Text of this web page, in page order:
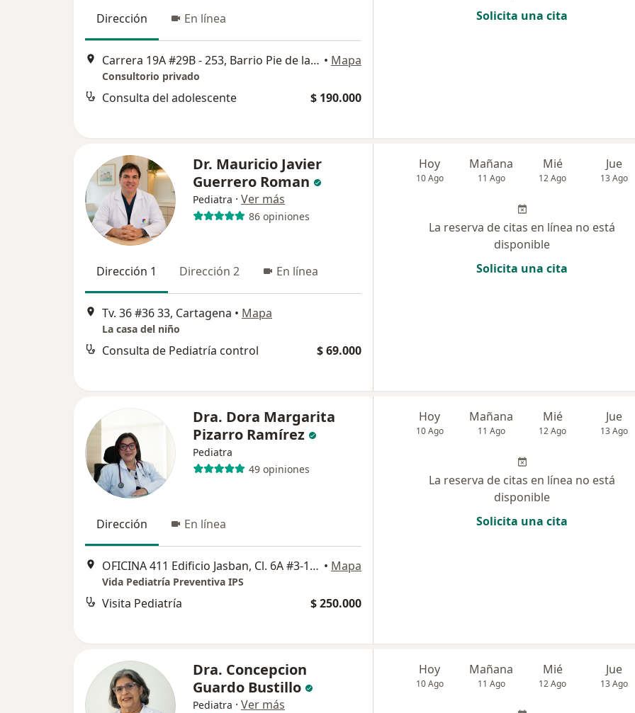
Dirección En línea
Carrera 19A #29B - 253, Barrio Pie de la Popa, Cartagena • Mapa
Consultorio privado
Consulta del adolescente $ 190.000
Solicita una cita
Dr. Mauricio Javier
Guerrero Roman
Pediatra · Ver más
86 opiniones
Dirección 1 Dirección 2 En línea
Tv. 36 #36 33, Cartagena • Mapa
La casa del niño
Consulta de Pediatría control $ 69.000
Hoy
10 Ago
Mañana
11 Ago
Mié
12 Ago
Jue
13 Ago
La reserva de citas en línea no está
disponible
Solicita una cita
Dra. Dora Margarita
Pizarro Ramírez
Pediatra
49 opiniones
Dirección En línea
OFICINA 411 Edificio Jasban, Cl. 6A #3-17, Cartagena • Mapa
Vida Pediatría Preventiva IPS
Visita Pediatría $ 250.000
Hoy
10 Ago
Mañana
11 Ago
Mié
12 Ago
Jue
13 Ago
La reserva de citas en línea no está
disponible
Solicita una cita
Dra. Concepcion
Guardo Bustillo
Pediatra · Ver más
Hoy
10 Ago
Mañana
11 Ago
Mié
12 Ago
Jue
13 Ago